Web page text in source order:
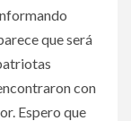
que será
con
Espero que